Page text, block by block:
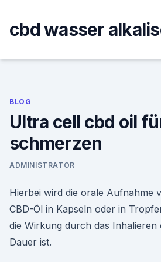
content
cbd wasser
BLOG
Ultra cell cbd oil
schmerzen
ADMINISTRATOR
Hierbei wird die orale Aufnahme
CBD-Öl in Kapseln oder in
die Wirkung durch das
Dauer ist.